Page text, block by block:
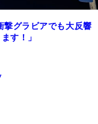
撃グラビアでも大反響
す！」